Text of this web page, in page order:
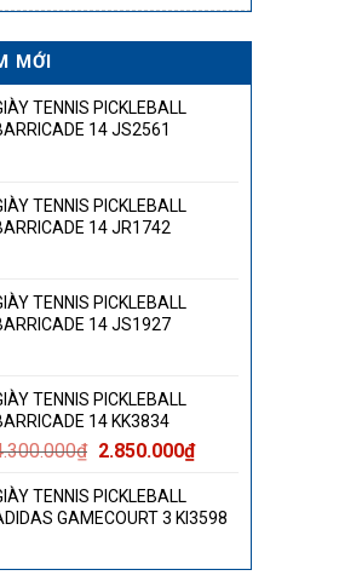
MỚI
TENNIS PICKLEBALL
14 JS2561
TENNIS PICKLEBALL
14 JR1742
TENNIS PICKLEBALL
14 JS1927
TENNIS PICKLEBALL
14 KK3834
₫ Giá
là:
4.300.000₫.
2.850.000₫Giá
là:
TENNIS PICKLEBALL
GAMECOURT 3 KI3598